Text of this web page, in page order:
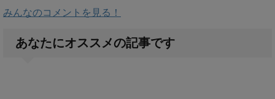
みんなのコメントを見る！
あなたにオススメの記事です